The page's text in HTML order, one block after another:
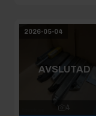
2026-05-04
AVSLUTAD